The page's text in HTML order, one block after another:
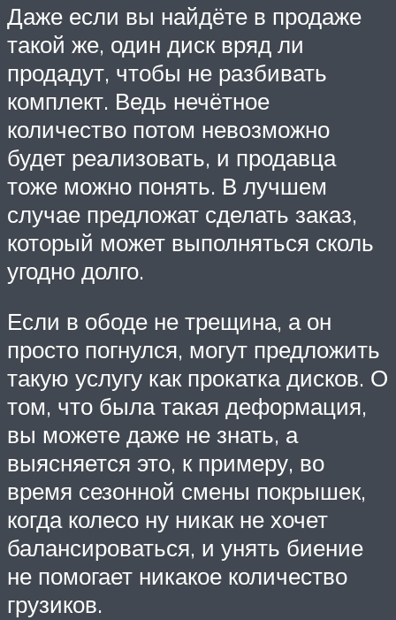
Даже если вы найдёте в продаже
такой же, один диск вряд ли
продадут, чтобы не разбивать
комплект. Ведь нечётное
количество потом невозможно
будет реализовать, и продавца
тоже можно понять. В лучшем
случае предложат сделать заказ,
который может выполняться сколь
угодно долго.
Если в ободе не трещина, а он
просто погнулся, могут предложить
такую услугу как прокатка дисков. О
том, что была такая деформация,
вы можете даже не знать, а
выясняется это, к примеру, во
время сезонной смены покрышек,
когда колесо ну никак не хочет
балансироваться, и унять биение
не помогает никакое количество
грузиков.